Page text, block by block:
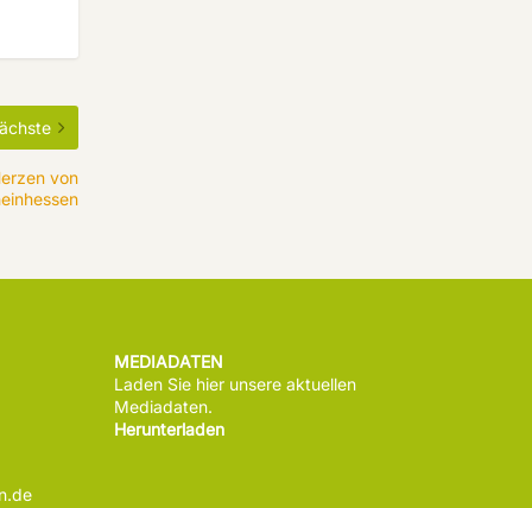
von
MEDIADATEN
Laden Sie hier unsere aktuellen
Mediadaten.
Herunterladen